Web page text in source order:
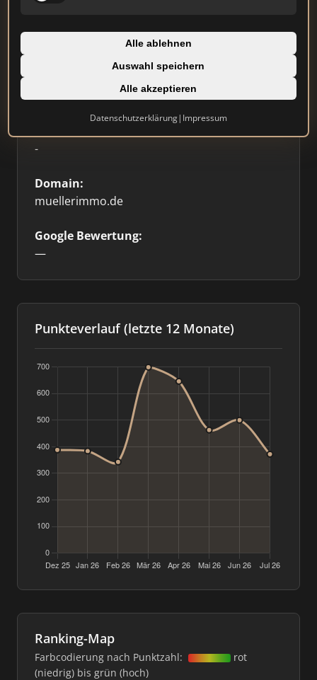
Alle ablehnen
Auswahl speichern
Alle akzeptieren
Datenschutzerklärung| Impressum
Einzelner Makler
-
Domain:
muellerimmo.de
Google Bewertung:
—
Punkteverlauf (letzte 12 Monate)
Ranking-Map
Farbcodierung nach Punktzahl:
rot
(niedrig) bis grün (hoch)